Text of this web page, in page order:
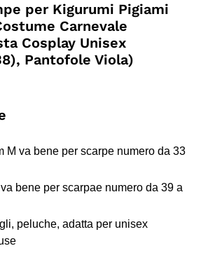
per Kigurumi Pigiami
Carnevale
Cosplay Unisex
Pantofole Viola)
M va bene per scarpe numero da 33
bene per scarpae numero da 39 a
peluche, adatta per unisex